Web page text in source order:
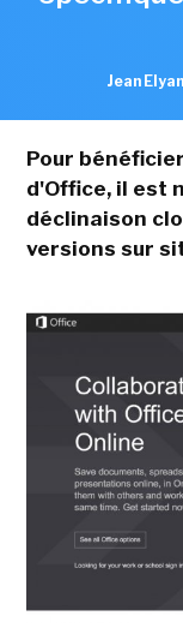
Jean
Pour
d'Office, il est
déclinaison
versions sur